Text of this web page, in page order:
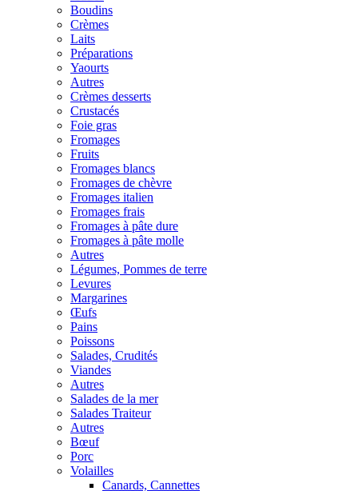
Boudins
Crèmes
Laits
Préparations
Yaourts
Autres
Crèmes desserts
Crustacés
Foie gras
Fromages
Fruits
Fromages blancs
Fromages de chèvre
Fromages italien
Fromages frais
Fromages à pâte dure
Fromages à pâte molle
Autres
Légumes, Pommes de terre
Levures
Margarines
Œufs
Pains
Poissons
Salades, Crudités
Viandes
Autres
Salades de la mer
Salades Traiteur
Autres
Bœuf
Porc
Volailles
Canards, Cannettes